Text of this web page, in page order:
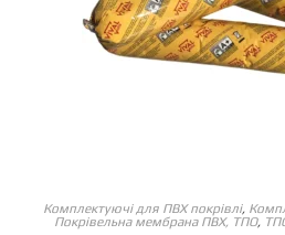
ОБЕРІТЬ
Комплектуючі для ПВХ покрівлі,
Покрівельна мембрана ПВХ, ТПО,